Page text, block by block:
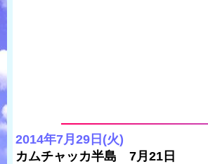
2014年7月29日(火)
カムチャッカ半島 7月21日